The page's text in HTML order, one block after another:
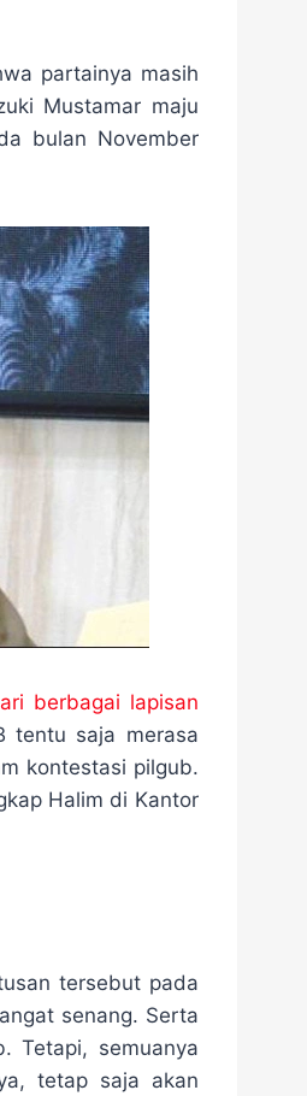
partainya masih
Mustamar maju
bulan November
berbagai lapisan
tentu saja merasa
kontestasi pilgub.
Halim di Kantor
tersebut pada
senang. Serta
Tetapi, semuanya
tetap saja akan